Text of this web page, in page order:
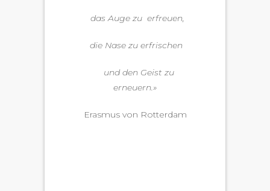
das Auge zu erfreuen,
die Nase zu erfrischen
und den Geist zu
erneuern.»
Eras­mus von Rotterdam